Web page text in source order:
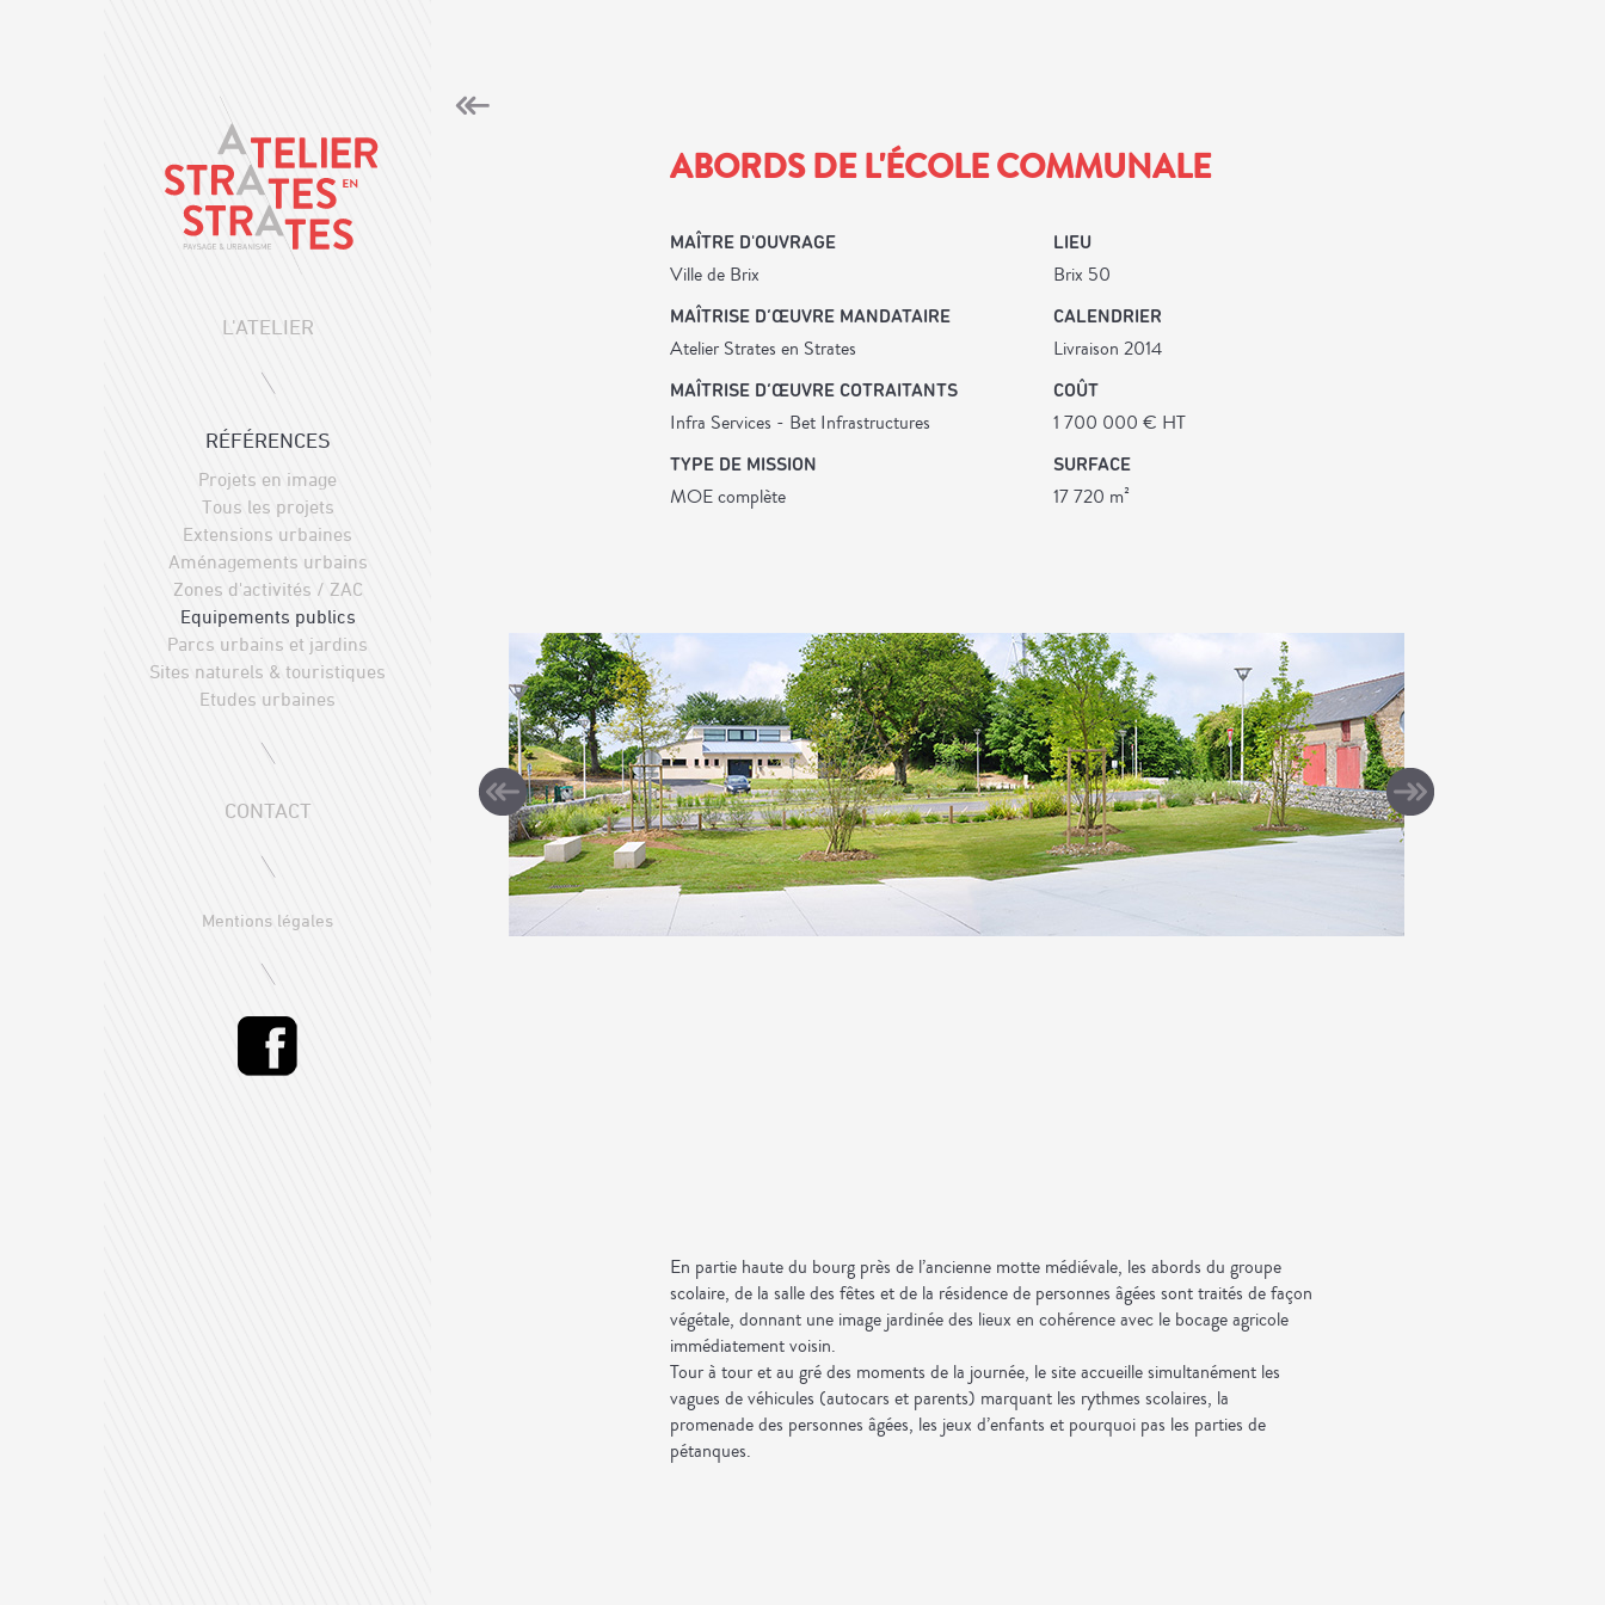
L'ATELIER
RÉFÉRENCES
Projets en image
Tous les projets
Extensions urbaines
Aménagements urbains
Zones d'activités / ZAC
Equipements publics
Parcs urbains et jardins
Sites naturels & touristiques
Etudes urbaines
CONTACT
Mentions légales
ABORDS DE L'ÉCOLE COMMUNALE
MAÎTRE D'OUVRAGE
Ville de Brix
MAÎTRISE D’ŒUVRE MANDATAIRE
Atelier Strates en Strates
MAÎTRISE D’ŒUVRE COTRAITANTS
Infra Services - Bet Infrastructures
TYPE DE MISSION
MOE complète
LIEU
Brix 50
CALENDRIER
Livraison 2014
COÛT
1 700 000 € HT
SURFACE
17 720 m²
En partie haute du bourg près de l’ancienne motte médiévale, les abords du groupe
scolaire, de la salle des fêtes et de la résidence de personnes âgées sont traités de façon
végétale, donnant une image jardinée des lieux en cohérence avec le bocage agricole
immédiatement voisin.
Tour à tour et au gré des moments de la journée, le site accueille simultanément les
vagues de véhicules (autocars et parents) marquant les rythmes scolaires, la
promenade des personnes âgées, les jeux d’enfants et pourquoi pas les parties de
pétanques.